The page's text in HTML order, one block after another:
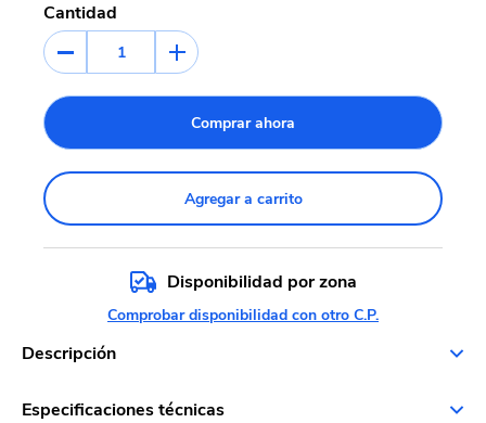
Cantidad
1
Comprar ahora
Agregar a carrito
Disponibilidad por zona
Comprobar disponibilidad con otro C.P.
Descripción
Especificaciones técnicas